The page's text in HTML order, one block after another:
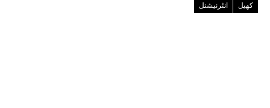
انٹرنیشنل کھیل